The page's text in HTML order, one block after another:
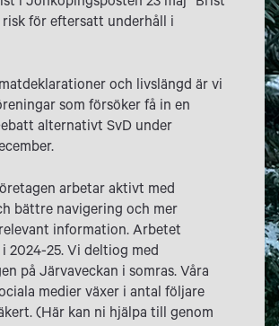
risk för eftersatt underhåll i
och livslängd är vi
som försöker få in en
alternativt SvD under
arbetar aktivt med
bättre navigering och mer
information. Arbetet
2024-25. Vi deltiog med
på Järvaveckan i somras. Våra
medier växer i antal följare
(Här kan ni hjälpa till genom